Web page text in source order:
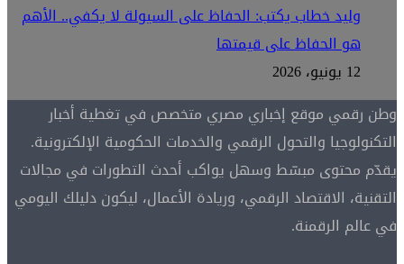
وليد خطاب يكتب: الحفاظ على السيولة لا يكفي.. الأهم
هو الحفاظ على قيمتها
12 يونيو، 2026
وطن رقمي موقع إخباري مصري متخصص في تغطية أخبار
التكنولوجيا والتحول الرقمي والخدمات الحكومية الإلكترونية.
يقدّم محتوى مبسّط وسهل يواكب أحدث التطورات في مجالات
التقنية، الاقتصاد الرقمي، وريادة الأعمال، ليكون دليلك اليومي
في عالم الرقمنة.